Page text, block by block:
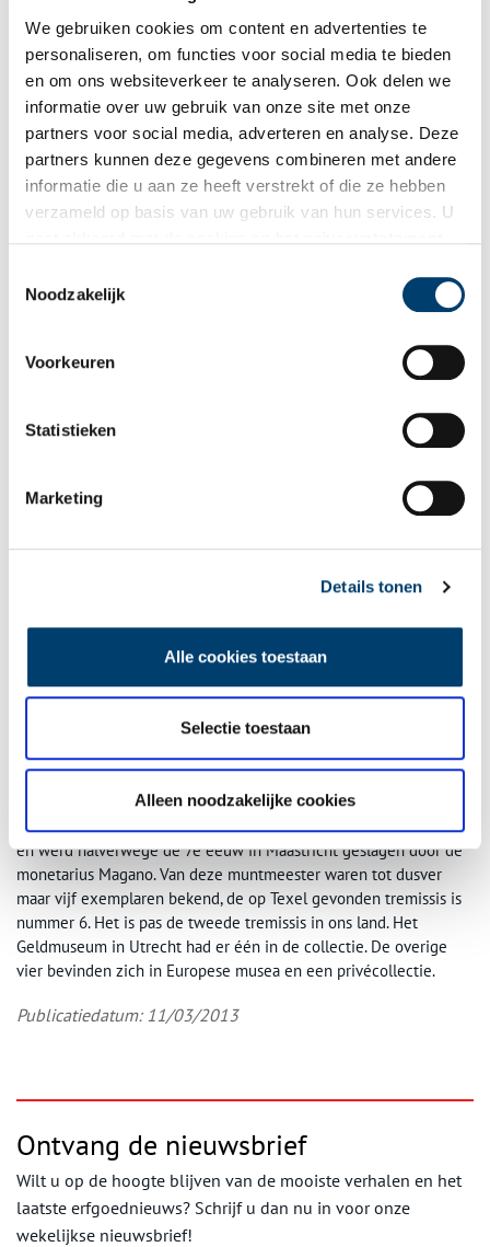
We gebruiken cookies om content en advertenties te
personaliseren, om functies voor social media te bieden
en om ons websiteverkeer te analyseren. Ook delen we
informatie over uw gebruik van onze site met onze
partners voor social media, adverteren en analyse. Deze
partners kunnen deze gegevens combineren met andere
informatie die u aan ze heeft verstrekt of die ze hebben
verzameld op basis van uw gebruik van hun services. U
Noodzakelijk
Voorkeuren
Statistieken
Marketing
Details tonen
Alle cookies toestaan
Selectie toestaan
Alleen noodzakelijke cookies
Gouden tremissis. Tremissis van Maastricht, wat blijkt uit het voorzijde-omschrift
TRIECTO FIT. Van de monetarius Magano waren tot dusver slechts 5 exemplaren
bekend. Deze munt vertoont een spellingsvariant ten opzichte van de andere,
namelijk MAGNONE MO: de tweede A ontbreekt.
Gouden tremissis – kruiszijde. Tremissis van Maastricht, kruiszijde. Van de
monetarius Magano waren tot dusver slechts 5 exemplaren bekend. Deze munt
vertoont een spellingsvariant ten opzichte van de andere, namelijk MAGNONE
MO: de tweede A ontbreekt.
Nog zeldzamer is de zogeheten gouden tremissis, die
waarschijnlijk via handelscontacten op Texel is terechtgekomen.
Dit Frankische muntje is niet groter dan een dubbeltje (Ø 13 mm)
en werd halverwege de 7e eeuw in Maastricht geslagen door de
monetarius Magano. Van deze muntmeester waren tot dusver
maar vijf exemplaren bekend, de op Texel gevonden tremissis is
nummer 6. Het is pas de tweede tremissis in ons land. Het
Geldmuseum in Utrecht had er één in de collectie. De overige
vier bevinden zich in Europese musea en een privécollectie.
Publicatiedatum: 11/03/2013
Ontvang de nieuwsbrief
Wilt u op de hoogte blijven van de mooiste verhalen en het
laatste erfgoednieuws? Schrijf u dan nu in voor onze
wekelijkse nieuwsbrief!